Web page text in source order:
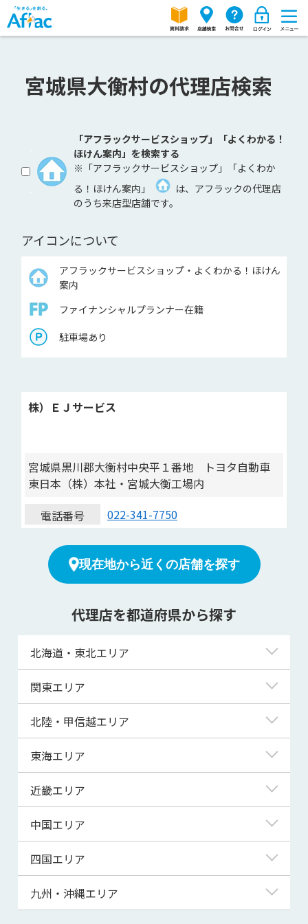
宮城県大衡村の代理店検索
「アフラックサービスショップ」「よくわかる！
ほけん案内」を検索する
※「アフラックサービスショップ」「よくわか
る！ほけん案内」
は、アフラックの代理店
のうち来店型店舗です。
アイコンについて
アフラックサービスショップ・よくわかる！ほけん
案内
ファイナンシャルプランナー在籍
駐車場あり
株）ＥＪサービス
宮城県黒川郡大衡村中央平１番地 トヨタ自動車
東日本（株）本社・宮城大衡工場内
電話番号
022-341-7750
現在地から近くの店舗を探す
代理店を都道府県から探す
北海道・東北エリア
北海道
青森県
宮城県
秋田県
山形県
関東エリア
東京都
神奈川県
埼玉県
千葉県
茨城県
群馬県
北陸・甲信越エリア
新潟県
富山県
福井県
山梨県
長野県
東海エリア
岐阜県
静岡県
三重県
近畿エリア
滋賀県
京都府
大阪府
兵庫県
中国エリア
鳥取県
島根県
四国エリア
徳島県
九州・沖縄エリア